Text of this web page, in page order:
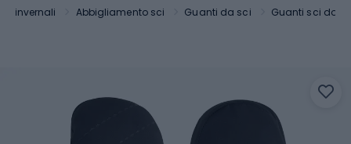
invernali Abbigliamento sci Guanti da sci Guanti sci